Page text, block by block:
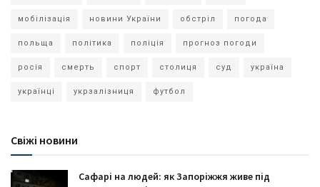
мобілізація новини України обстріл погода
польща політика поліція прогноз погоди
росія смерть спорт столиця суд україна
українці укрзалізниця футбол
Свіжі новини
Сафарі на людей: як Запоріжжя живе під